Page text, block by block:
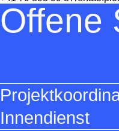
Offene
Innendienst